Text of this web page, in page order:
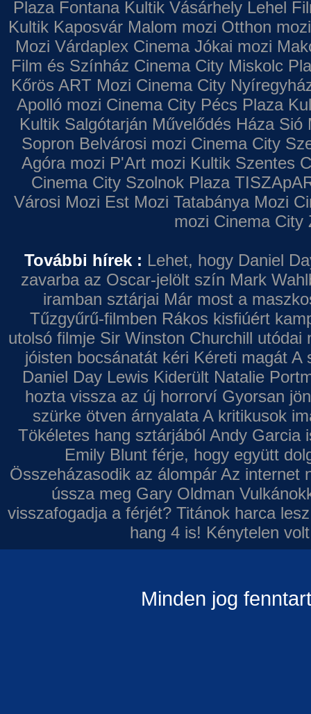
Plaza Fontana Kultik Vásárhely Lehel
Kultik Kaposvár Malom mozi Otthon mozi
Mozi Várdaplex Cinema Jókai mozi
Film és Színház Cinema City Miskolc
Kőrös ART Mozi Cinema City
Apolló mozi Cinema City Pécs Plaza
Kultik Salgótarján Művelődés Háza Sió
Sopron Belvárosi mozi Cinema City
Agóra mozi P'Art mozi Kultik Szentes
Cinema City Szolnok Plaza
Városi Mozi Est Mozi Tatabánya Mozi
mozi Cinema City
További hírek : Lehet, hogy Daniel
zavarba az Oscar-jelölt szín Mark
iramban sztárjai Már most a
Tűzgyűrű-filmben Rákos kisfiúért
utolsó filmje Sir Winston Churchill utódai
jóisten bocsánatát kéri Kéreti magát A
Daniel Day Lewis Kiderült Natalie
hozta vissza az új horrorví Gyorsan
szürke ötven árnyalata A kritikusok
Tökéletes hang sztárjából Andy Garcia
Emily Blunt férje, hogy együtt
Összeházasodik az álompár Az internet
ússza meg Gary Oldman
visszafogadja a férjét? Titánok harca
hang 4 is! Kénytelen
Minden jog